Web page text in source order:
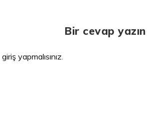
Bir cevap yazın
giriş yapmalısınız.